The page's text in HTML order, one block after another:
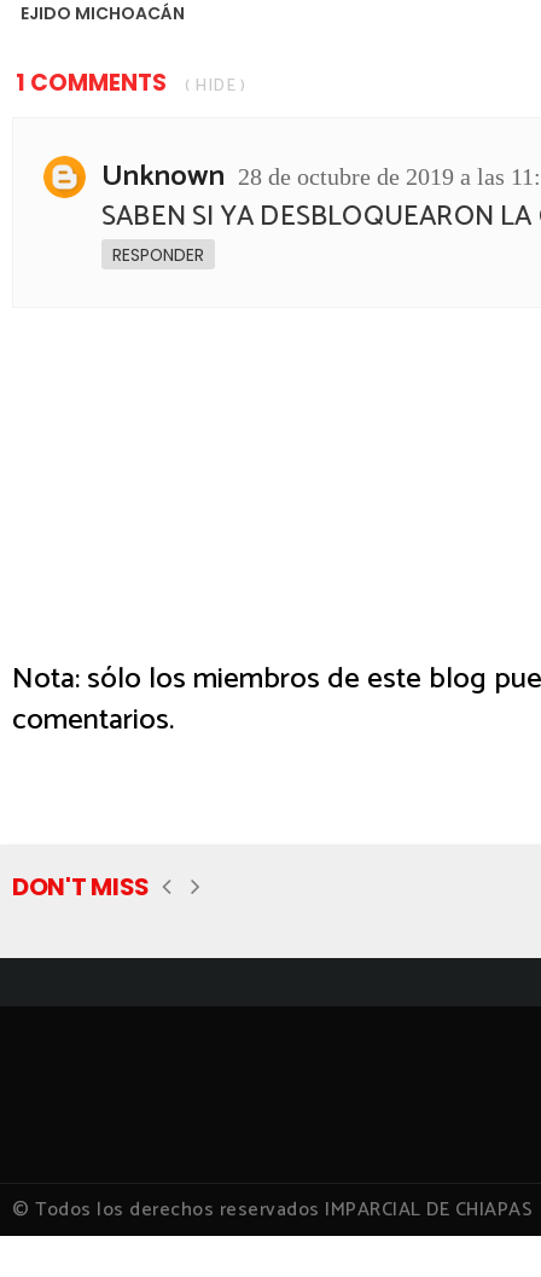
EJIDO MICHOACÁN
1 COMMENTS ( HIDE )
Unknown 28 de octubre de 2019 a las
SABEN SI YA DESBLOQUEARON LA
RESPONDER
Nota: sólo los miembros de este blog
comentarios.
DON'T MISS
© Todos los derechos reservados IMPARCIAL DE CHIAPAS